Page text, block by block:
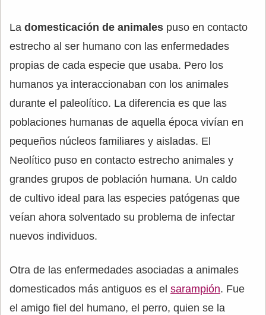
La domesticación de animales puso en contacto
estrecho al ser humano con las enfermedades
propias de cada especie que usaba. Pero los
humanos ya interaccionaban con los animales
durante el paleolítico. La diferencia es que las
poblaciones humanas de aquella época vivían en
pequeños núcleos familiares y aisladas. El
Neolítico puso en contacto estrecho animales y
grandes grupos de población humana. Un caldo
de cultivo ideal para las especies patógenas que
veían ahora solventado su problema de infectar
nuevos individuos.
Otra de las enfermedades asociadas a animales
domesticados más antiguos es el sarampión. Fue
el amigo fiel del humano, el perro, quien se la